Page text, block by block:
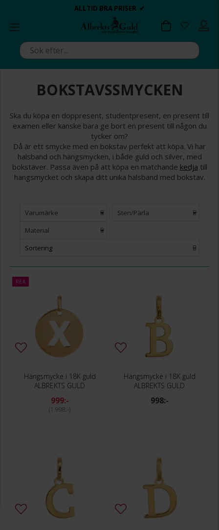
ALLTID BRA PRISER ✔
DAGS ATT POPPA?
💍💘
BETALA MED KLARNA ✔
ALLTID BRA PRISER ✔
DAGS ATT POPPA?
💍💘
BOKSTAVSSMYCKEN
Ska du köpa en doppresent, studentpresent, en present till
examen eller kanske bara ge bort en present till någon du
tycker om?
Då är ett smycke med en bokstav perfekt att köpa. Vi har
halsband och hängsmycken, i både guld och silver, med
bokstäver. Passa även på att köpa en matchande kedja till
hängsmycket och skapa ditt unika halsband med bokstav.
Varumärke Sten/Pärla
Material
Sortering
REA
Hängsmycke i 18K guld
ALBREKTS GULD
999:-
1 998:-
Hängsmycke i 18K guld
ALBREKTS GULD
998:-